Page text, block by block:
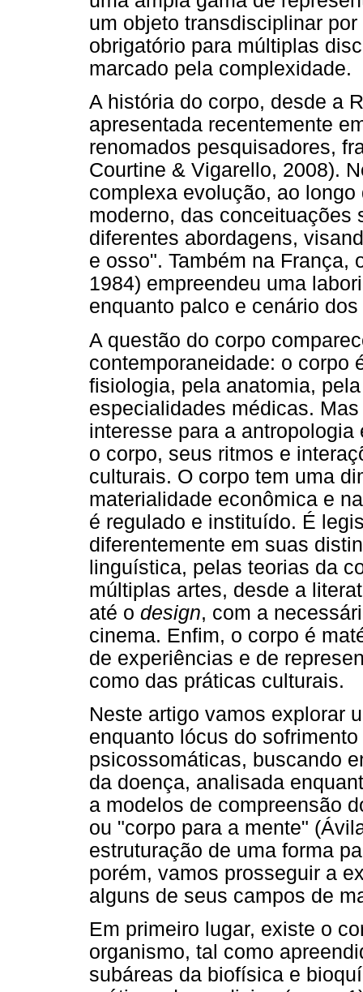
um objeto transdisciplinar
obrigatório para múltiplas
marcado pela complexidade.
A história do corpo, desde a
apresentada recentemente
renomados pesquisadores,
Courtine & Vigarello, 2008).
complexa evolução, ao
moderno, das conceituações
diferentes abordagens,
e osso". Também na França,
1984) empreendeu uma
enquanto palco e cenário
A questão do corpo
contemporaneidade: o corpo
fisiologia, pela anatomia,
especialidades médicas.
interesse para a
o corpo, seus ritmos e
culturais. O corpo tem uma
materialidade econômica e
é regulado e instituído. É
diferentemente em suas
linguística, pelas teorias da
múltiplas artes, desde a
até o design, com a
cinema. Enfim, o corpo é
de experiências e de
como das práticas culturais.
Neste artigo vamos explorar
enquanto lócus do
psicossomáticas, buscando
da doença, analisada
a modelos de compreensão
ou "corpo para a mente"
estruturação de uma forma
porém, vamos prosseguir a
alguns de seus campos de
Em primeiro lugar, existe o
organismo, tal como
subáreas da biofísica e